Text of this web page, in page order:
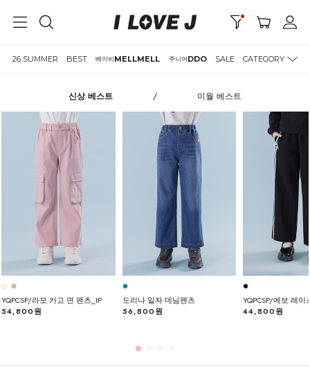
26 SUMMER BEST 베이비MELLMELL 주니어DDO SALE CATEGORY
신상 베스트 / 이월 베스트
YQPCSP/라모 카고 면 팬츠_IP
54,800원
도리나 일자 데님팬츠
56,800원
YQPCSP/에보 레이
44,800원